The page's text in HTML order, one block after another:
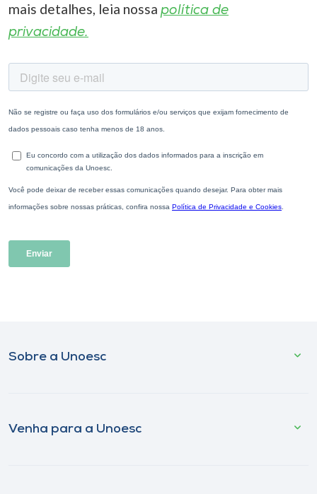
mais detalhes, leia nossa política de
privacidade.
Sobre a Unoesc
Venha para a Unoesc